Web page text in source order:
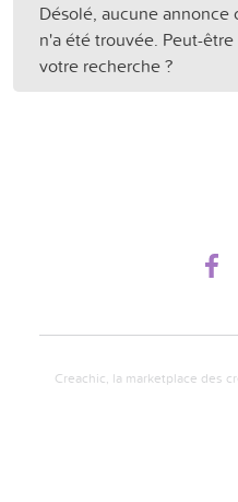
Désolé, aucune annonce
n'a été trouvée. Peut-
votre recherche ?
Creachic, la marketplace des